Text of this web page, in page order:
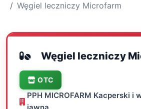
Węgiel leczniczy Microfarm
Węgiel leczniczy
OTC
PPH MICROFARM Kacperski i